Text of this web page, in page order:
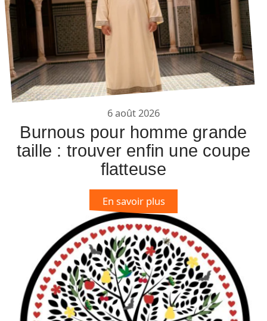
6 août 2026
Burnous pour homme grande
taille : trouver enfin une coupe
flatteuse
En savoir plus